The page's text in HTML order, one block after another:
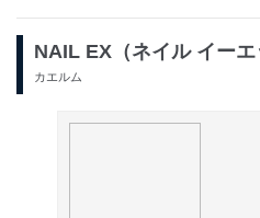
NAIL EX（ネイル イーエ
カエルム